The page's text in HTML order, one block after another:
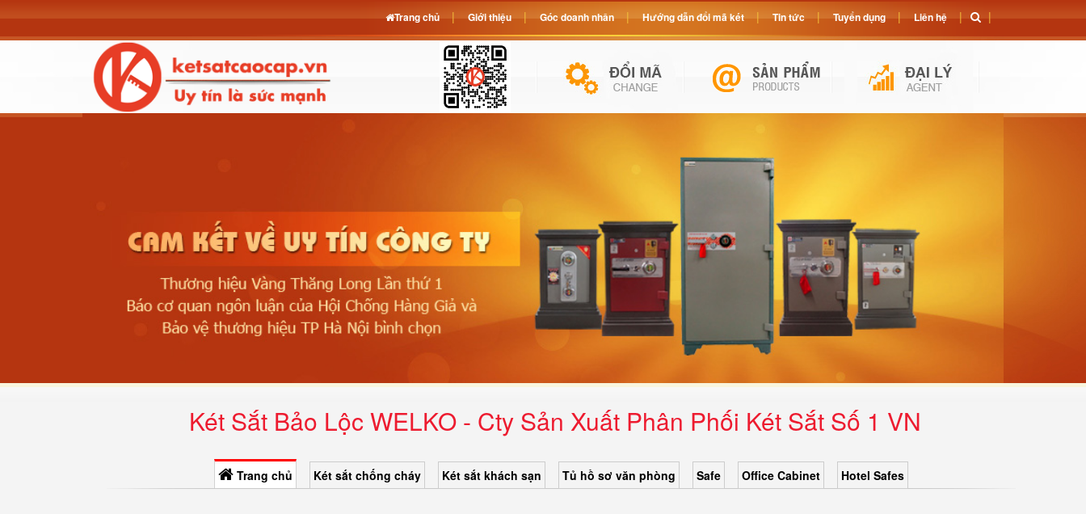
Két Sắt Bảo Lộc WELKO - Cty Sản Xuất Phân Phối Két Sắt Số 1 VN
Trang chủ Két sắt chống cháy Két sắt khách sạn Tủ hồ sơ văn phòng Safe Office Cabinet Hotel Safes
Trang chủ Giới thiệu Góc doanh nhân Hướng dẫn đổi mã két Tin tức Tuyển dụng Liên hệ